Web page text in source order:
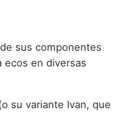
sus componentes
ecos en diversas
su variante Ivan, que